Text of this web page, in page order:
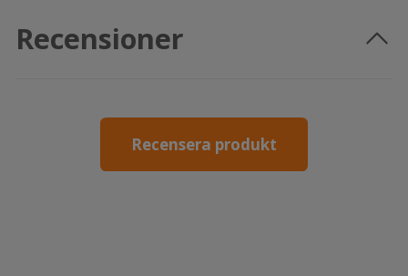
Recensioner
Recensera produkt